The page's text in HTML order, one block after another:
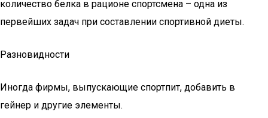
количество белка в рационе спортсмена – одна из
первейших задач при составлении спортивной диеты.
Разновидности
Иногда фирмы, выпускающие спортпит, добавить в
гейнер и другие элементы.